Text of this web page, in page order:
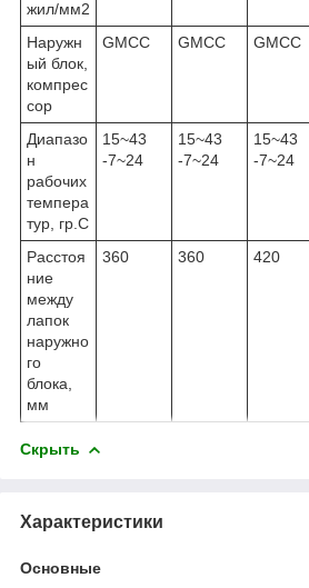
жил/мм2
Наружн
ый блок,
компрес
сор
GMCC GMCC GMCC
Диапазо
н
рабочих
темпера
тур, гр.С
15~43
-7~24
15~43
-7~24
15~43
-7~24
Расстоя
ние
между
лапок
наружно
го
блока,
мм
360 360 420
Скрыть
Характеристики
Основные